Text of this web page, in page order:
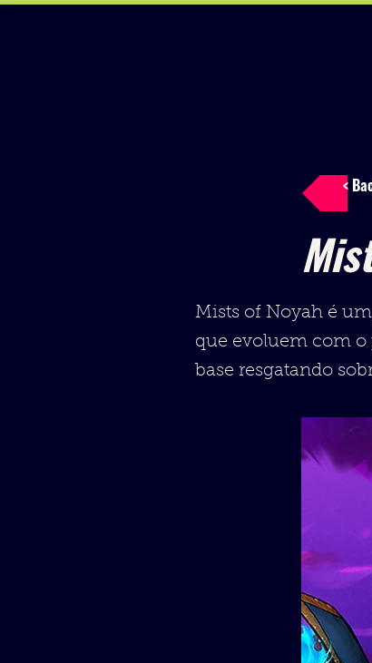
<
Mists of Noyah é
que evoluem com o
base resgatando